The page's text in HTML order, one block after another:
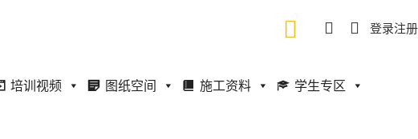
登录注册
培训视频 图纸空间 施工资料 学生专区